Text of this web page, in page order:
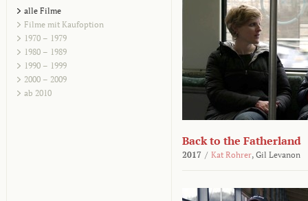
alle Filme
Filme mit Kaufoption
1970 – 1979
1980 – 1989
1990 – 1999
2000 – 2009
ab 2010
Back to the Fatherland
2017 / Kat Rohrer, Gil Levanon